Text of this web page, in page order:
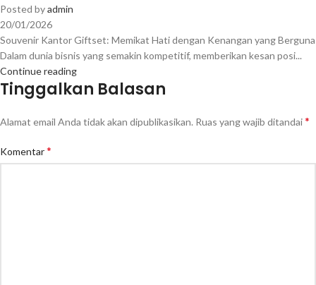
Posted byadmin
20/01/2026
Souvenir Kantor Giftset: Memikat Hati dengan Kenangan yang Berguna
Dalam dunia bisnis yang semakin kompetitif, memberikan kesan posi...
Continue reading
Tinggalkan Balasan
Alamat email Anda tidak akan dipublikasikan. Ruas yang wajib ditandai*
Komentar*